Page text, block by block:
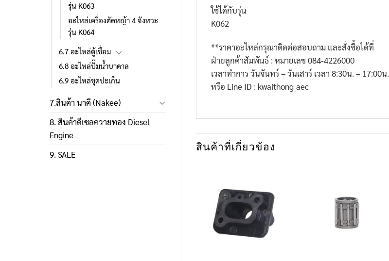
รุ่น K063
อะไหล่เครื่องตัดหญ้า 4 จังหวะ
รุ่น K064
6.7 อะไหล่ตู้เชื่อม
6.8 อะไหล่ปั๊มน้ำบาดาล
6.9 อะไหล่ชุดปะเก็น
7.สินค้า นาคี (Nakee)
8. สินค้าดีเซลควายทอง Diesel
Engine
9. SALE
ใช้ได้กับรุ่น
K062
**ราคาอะไหล่กรุณาติดต่อสอบถาม และสั่งซื้อได้ที่
ฝ่ายลูกค้าสัมพันธ์ : หมายเลข 084-4226000
เวลาทำการ วันจันทร์ – วันเสาร์ เวลา 8:30น. – 17:00น.
หรือ Line ID : kwaithong_aec
สินค้าที่เกี่ยวข้อง